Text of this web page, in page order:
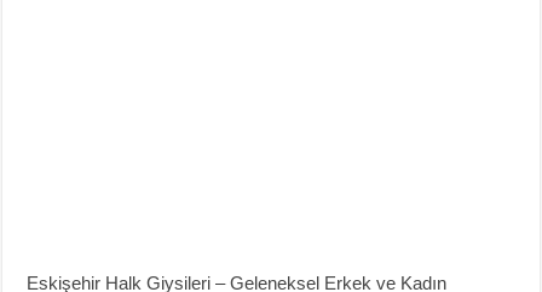
Eskişehir Halk Giysileri – Geleneksel Erkek ve Kadın